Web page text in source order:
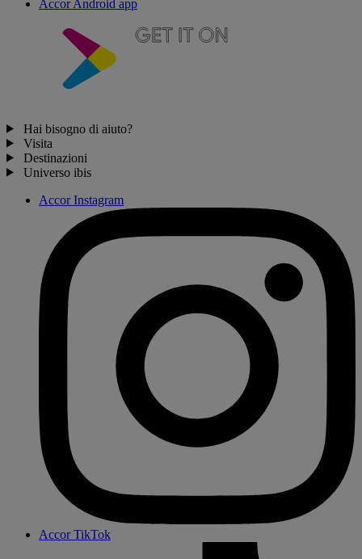
Accor Android app
Hai bisogno di aiuto?
Visita
Destinazioni
Universo ibis
Accor Instagram
Accor TikTok